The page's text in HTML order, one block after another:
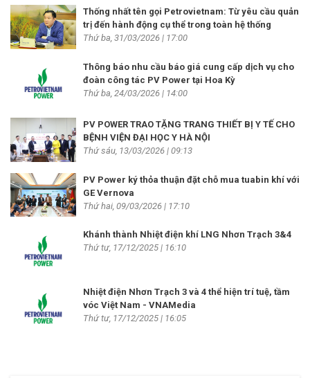
Thống nhất tên gọi Petrovietnam: Từ yêu cầu quản
trị đến hành động cụ thể trong toàn hệ thống
Thứ ba, 31/03/2026 | 17:00
Thông báo nhu cầu báo giá cung cấp dịch vụ cho
đoàn công tác PV Power tại Hoa Kỳ
Thứ ba, 24/03/2026 | 14:00
PV POWER TRAO TẶNG TRANG THIẾT BỊ Y TẾ CHO
BỆNH VIỆN ĐẠI HỌC Y HÀ NỘI
Thứ sáu, 13/03/2026 | 09:13
PV Power ký thỏa thuận đặt chỗ mua tuabin khí với
GE Vernova
Thứ hai, 09/03/2026 | 17:10
Khánh thành Nhiệt điện khí LNG Nhơn Trạch 3&4
Thứ tư, 17/12/2025 | 16:10
Nhiệt điện Nhơn Trạch 3 và 4 thể hiện trí tuệ, tầm
vóc Việt Nam - VNAMedia
Thứ tư, 17/12/2025 | 16:05